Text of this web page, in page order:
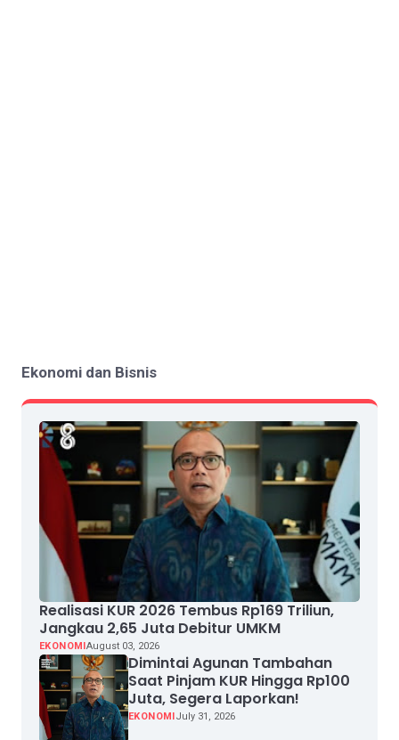
Ekonomi dan Bisnis
Realisasi KUR 2026 Tembus Rp169 Triliun,
Jangkau 2,65 Juta Debitur UMKM
EKONOMIAugust 03, 2026
Dimintai Agunan Tambahan
Saat Pinjam KUR Hingga Rp100
Juta, Segera Laporkan!
EKONOMIJuly 31, 2026